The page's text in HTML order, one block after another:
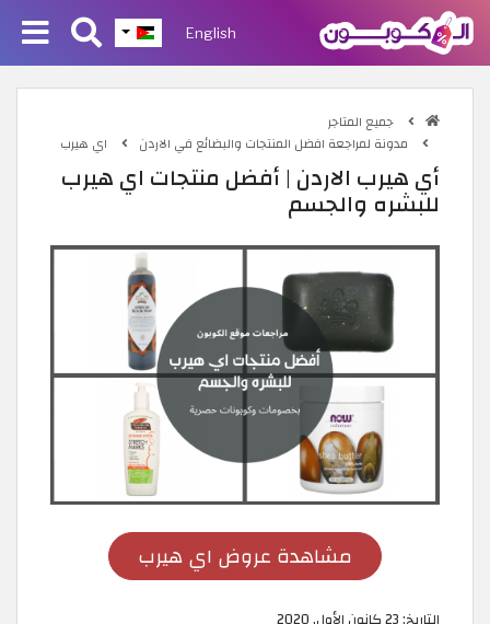
English
جميع المتاجر
مدونة لمراجعة افضل المنتجات والبضائع في الاردن
اي هيرب
أي هيرب الاردن | أفضل منتجات اي هيرب
للبشره والجسم
مشاهدة عروض اي هيرب